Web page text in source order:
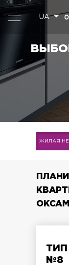
UA
ЖИЛАЯ
№8
план